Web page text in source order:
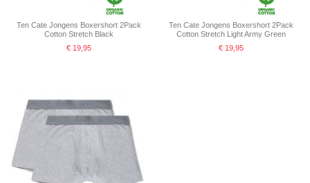
Ten Cate Jongens Boxershort 2Pack
Cotton Stretch Black
€ 19,95
Ten Cate Jongens Boxershort 2Pack
Cotton Stretch Light Army Green
€ 19,95